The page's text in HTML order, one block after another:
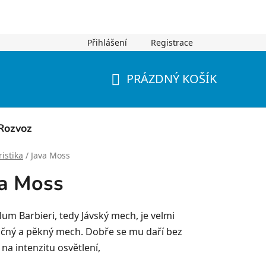
Přihlášení Registrace
PRÁZDNÝ KOŠÍK
/ Java Moss
Moss
Barbieri, tedy Jávský mech, je velmi
a pěkný mech. Dobře se mu daří bez
intenzitu osvětlení,